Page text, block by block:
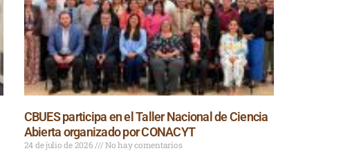
CBUES participa en el Taller Nacional de Ciencia
Abierta organizado por CONACYT
24 de julio de 2026 No hay comentarios